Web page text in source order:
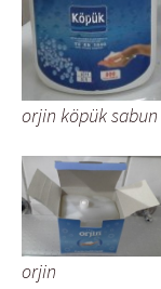
orjin köpük sabun
orjin